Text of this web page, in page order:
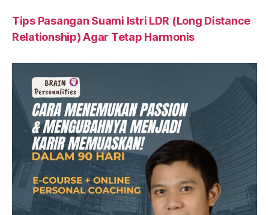
Tips Pasangan Suami Istri LDR (Long Distance
Relationship) Agar Tetap Harmonis